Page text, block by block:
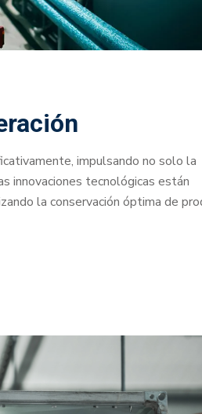
impulsando no solo la
innovaciones tecnológicas están
la conservación óptima de